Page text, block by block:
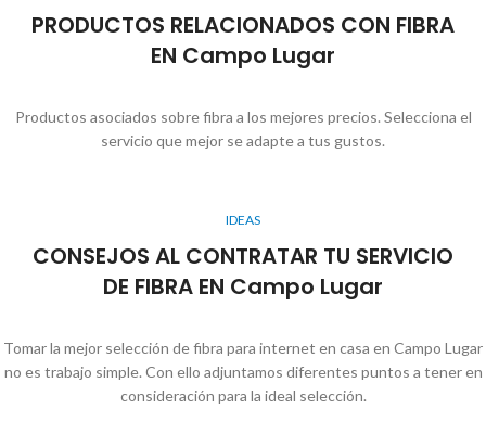
PRODUCTOS RELACIONADOS CON FIBRA
EN Campo Lugar
Productos asociados sobre fibra a los mejores precios. Selecciona el
servicio que mejor se adapte a tus gustos.
IDEAS
CONSEJOS AL CONTRATAR TU SERVICIO
DE FIBRA EN Campo Lugar
Tomar la mejor selección de fibra para internet en casa en Campo Lugar
no es trabajo simple. Con ello adjuntamos diferentes puntos a tener en
consideración para la ideal selección.